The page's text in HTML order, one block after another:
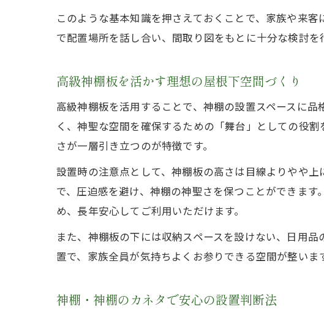
神棚
神棚
このような基本知識を押さえておくことで、家族や来
で配置場所を話し合い、間取り図をもとに十分な検討を
高級神棚板を活かす理想の屋根下空間づくり
高級神棚板を活用することで、神棚の設置スペースに
く、神聖な空間を確保するための「舞台」としての役
さが一層引き立つのが特徴です。
設置時の注意点として、神棚板の高さは目線よりやや
で、圧迫感を避け、神棚の神聖さを保つことができま
め、長年安心してご利用いただけます。
また、神棚板の下には収納スペースを設けない、日用
置で、家族全員が気持ちよくお参りできる空間が整いま
神棚・神棚のカネタで安心の設置判断法